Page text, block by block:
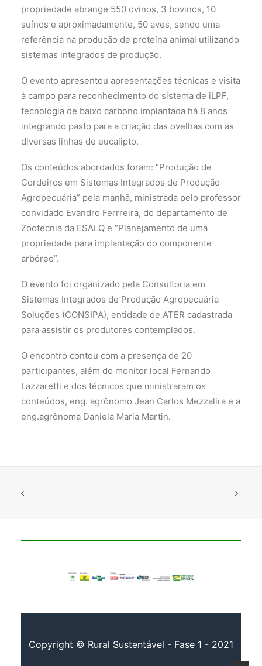
propriedade abrange 550 ovinos, 3 bovinos, 10
suínos e aproximadamente, 50 aves, sendo uma
referência na produção de proteína animal utilizando
sistemas integrados de produção.
O evento apresentou apresentações técnicas e visita
à campo para reconhecimento do sistema de iLPF,
tecnologia de baixo carbono implantada há 8 anos
integrando pasto para a criação das ovelhas com as
diversas linhas de eucalipto.
Os conteúdos abordados foram: “Produção de
Cordeiros em Sistemas Integrados de Produção
Agropecuária” pela manhã, ministrada pelo professor
convidado Evandro Ferrreira, do departamento de
Zootecnia da ESALQ e “Planejamento de uma
propriedade para implantação do componente
arbóreo”.
O evento foi organizado pela Consultoria em
Sistemas Integrados de Produção Agropecuária
Soluções (CONSIPA), entidade de ATER cadastrada
para assistir os produtores contemplados.
O encontro contou com a presença de 20
participantes, além do monitor local Fernando
Lazzaretti e dos técnicos que ministraram os
conteúdos, eng. agrônomo Jean Carlos Mezzalira e a
eng.agrônoma Daniela Maria Martin.
Copyright © Rural Sustentável - Fase 1 - 2021